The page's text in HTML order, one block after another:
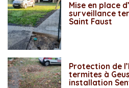
Mise en place
surveillance
Saint Faust
Protection de
termites à
installation